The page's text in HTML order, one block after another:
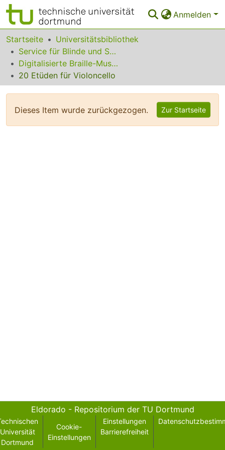
Anmelden
Bereiche & Sammlungen
Das gesamte Repositorium
Statistiken
Startseite
Universitätsbibliothek
Service für Blinde und Sehbehinderte
Digitalisierte Braille-Musik-Matrizen des VzfB
20 Etüden für Violoncello
Dieses Item wurde zurückgezogen. Zur Startseite
Eldorado - Repositorium der TU Dortmund
Universität
Dortmund
Cookie-
Einstellungen
Einstellungen
Barrierefreiheit